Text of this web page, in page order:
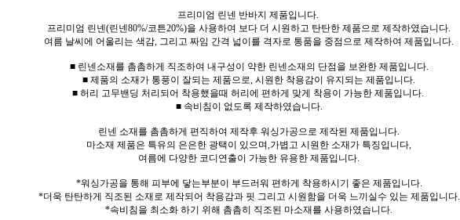
프리미엄 린넨 반바지 제품입니다.
프리미엄 린넨(린넨80%/코튼20%)을 사용하여 보다 더 시원하고 탄탄한 제품으로 제작하였습니다.
여름 날씨에 어울리는 색감, 그리고 짜임 간격 넓이를 격자로 통품을 중점으로 제작하여 제품입니다.
■ 린넨소재를 촘촘하게 직조하여 내구성이 약한 린넨소재의 단점을 보완한 제품입니다.
■ 제품의 소재가 통풍이 잘되는 제품으로, 시원한 착용감이 유지되는 제품입니다.
■ 허리 고무밴딩 처리되어 착용했을때 허리에 편하게 맞게 착용이 가능한 제품입니다.
■ 속비침이 없도록 제작하였습니다.
린넨 소재를 촘촘하게 편직하여 제작후 워싱가공으로 제작된 제품입니다.
마소재 제품은 특유의 은은한 광택이 있으며,가볍고 시원한 소재가 특징입니다,
여름에 다양한 코디연출이 가능한 유용한 제품입니다.
*워싱가공을 통해 피부에 닿는부분이 부드러워 편하게 착용하시기 좋은 제품입니다.
*더욱 탄탄하게 직조된 소재로 제작되어 착용감과 핏 그리고 시원함을 더욱 느끼실수 있는 제품입니다.
*속비침을 최소화 하기 위해 촘촘히 직조된 마소재를 사용하였습니다.